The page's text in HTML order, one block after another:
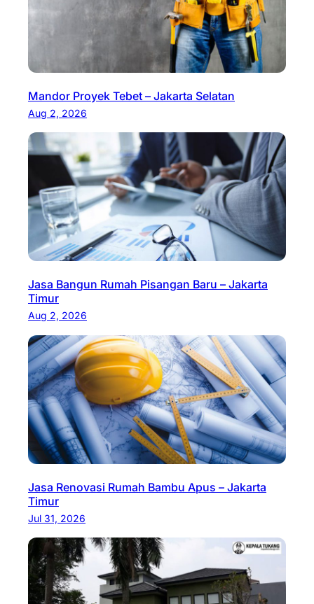
Mandor Proyek Tebet – Jakarta Selatan
Aug 2, 2026
Jasa Bangun Rumah Pisangan Baru – Jakarta
Timur
Aug 2, 2026
Jasa Renovasi Rumah Bambu Apus – Jakarta
Timur
Jul 31, 2026